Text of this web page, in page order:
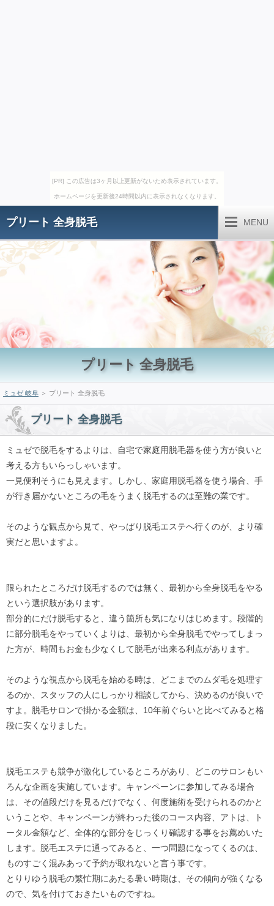
[PR] この広告は3ヶ月以上更新がないため表示されています。
ホームページを更新後24時間以内に表示されなくなります。
プリート 全身脱毛 MENU
プリート 全身脱毛
ミュゼ 岐阜＞ プリート 全身脱毛
プリート 全身脱毛
ミュゼで脱毛をするよりは、自宅で家庭用脱毛器を使う方が良いと
考える方もいらっしゃいます。
一見便利そうにも見えます。しかし、家庭用脱毛器を使う場合、手
が行き届かないところの毛をうまく脱毛するのは至難の業です。
そのような観点から見て、やっぱり脱毛エステへ行くのが、より確
実だと思いますよ。
限られたところだけ脱毛するのでは無く、最初から全身脱毛をやる
という選択肢があります。
部分的にだけ脱毛すると、違う箇所も気になりはじめます。段階的
に部分脱毛をやっていくよりは、最初から全身脱毛でやってしまっ
た方が、時間もお金も少なくして脱毛が出来る利点があります。
そのような視点から脱毛を始める時は、どこまでのムダ毛を処理す
るのか、スタッフの人にしっかり相談してから、決めるのが良いで
すよ。脱毛サロンで掛かる金額は、10年前ぐらいと比べてみると格
段に安くなりました。
脱毛エステも競争が激化しているところがあり、どこのサロンもい
ろんな企画を実施しています。キャンペーンに参加してみる場合
は、その値段だけを見るだけでなく、何度施術を受けられるのかと
いうことや、キャンペーンが終わった後のコース内容、アトは、ト
ータル金額など、全体的な部分をじっくり確認する事をお薦めいた
します。脱毛エステに通ってみると、一つ問題になってくるのは、
ものすごく混みあって予約が取れないと言う事です。
とりりゆう脱毛の繁忙期にあたる暑い時期は、その傾向が強くなる
ので、気を付けておきたいものですね。